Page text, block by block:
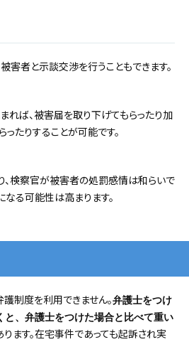
害者と示談交渉を行うこともできます。
れば、被害届を取り下げてもらったり加
たりすることが可能です。
、検察官が被害者の処罰感情は和らいで
る可能性は高まります。
制度を利用できません。弁護士をつけ
と、弁護士をつけた場合と比べて重い
ります。在宅事件であっても起訴され実